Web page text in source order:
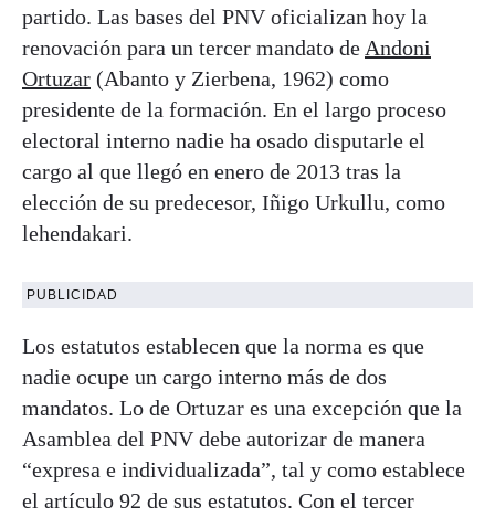
partido. Las bases del PNV oficializan hoy la
renovación para un tercer mandato de Andoni
Ortuzar (Abanto y Zierbena, 1962) como
presidente de la formación. En el largo proceso
electoral interno nadie ha osado disputarle el
cargo al que llegó en enero de 2013 tras la
elección de su predecesor, Iñigo Urkullu, como
lehendakari.
PUBLICIDAD
Los estatutos establecen que la norma es que
nadie ocupe un cargo interno más de dos
mandatos. Lo de Ortuzar es una excepción que la
Asamblea del PNV debe autorizar de manera
“expresa e individualizada”, tal y como establece
el artículo 92 de sus estatutos. Con el tercer